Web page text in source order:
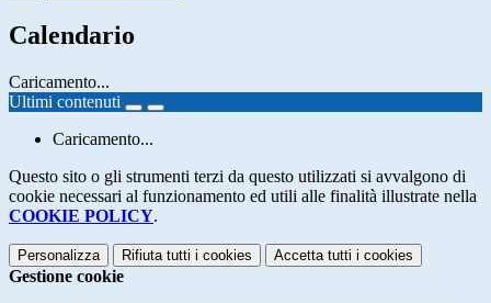
Calendario
Caricamento...
Ultimi contenuti
Caricamento...
Questo sito o gli strumenti terzi da questo utilizzati si avvalgono di
cookie necessari al funzionamento ed utili alle finalità illustrate nella
COOKIE POLICY.
Personalizza Rifiuta tutti i cookies Accetta tutti i cookies
Gestione cookie